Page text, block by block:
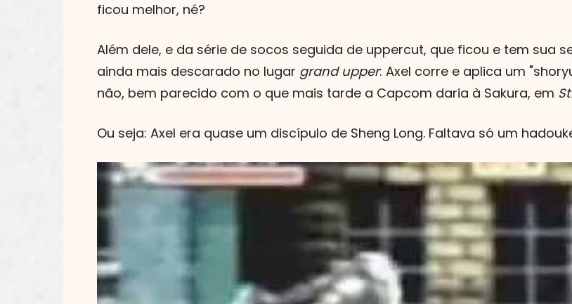
ficou melhor, né?
Além dele, e da série de socos seguida de uppercut, que ficou e tem sua
ainda mais descarado no lugar grand upper: Axel corre e aplica um
não, bem parecido com o que mais tarde a Capcom daria à Sakura, em
Ou seja: Axel era quase um discípulo de Sheng Long. Faltava só um